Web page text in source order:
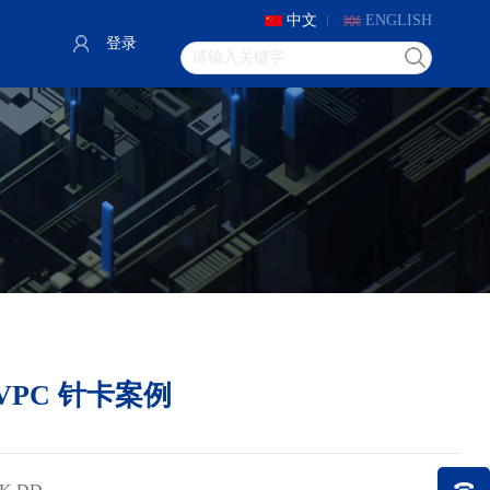
登录
中文 ENGLISH
针卡案例